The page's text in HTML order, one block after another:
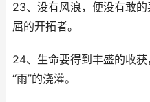
23、没有风浪，便没有敢
屈的开拓者。
24、生命要得到丰盛的收
“雨”的浇灌。